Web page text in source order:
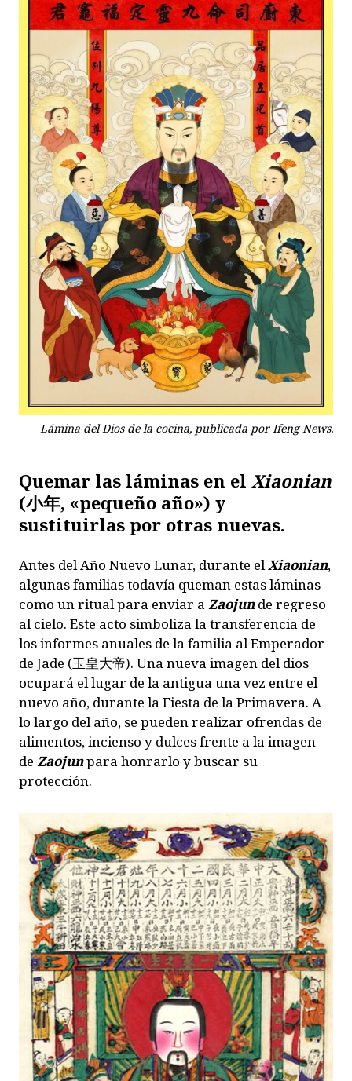
Lámina del Dios de la cocina, publicada por Ifeng News.
Quemar las láminas en el Xiaonian
(小年, «pequeño año») y
sustituirlas por otras nuevas.
Antes del Año Nuevo Lunar, durante elXiaonian,
algunas familias todavía queman estas láminas
como un ritual para enviar aZaojun de regreso
al cielo. Este acto simboliza la transferencia de
los informes anuales de la familia al Emperador
de Jade (玉皇大帝). Una nueva imagen del dios
ocupará el lugar de la antigua una vez entre el
nuevo año, durante la Fiesta de la Primavera. A
lo largo del año, se pueden realizar ofrendas de
alimentos, incienso y dulces frente a la imagen
de Zaojunpara honrarlo y buscar su
protección.